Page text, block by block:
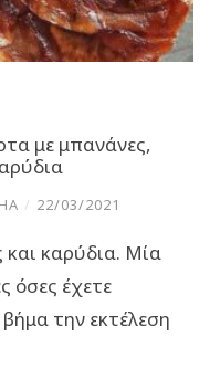
με μπανάνες,
/ 22/03/2021
και καρύδια. Μία
όσες έχετε
την εκτέλεση